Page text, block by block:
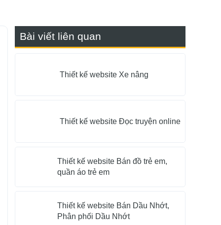
Bài viết liên quan
Thiết kế website Xe nâng
Thiết kế website Đọc truyện online
Thiết kế website Bán đồ trẻ em,
quần áo trẻ em
Thiết kế website Bán Dầu Nhớt,
Phân phối Dầu Nhớt